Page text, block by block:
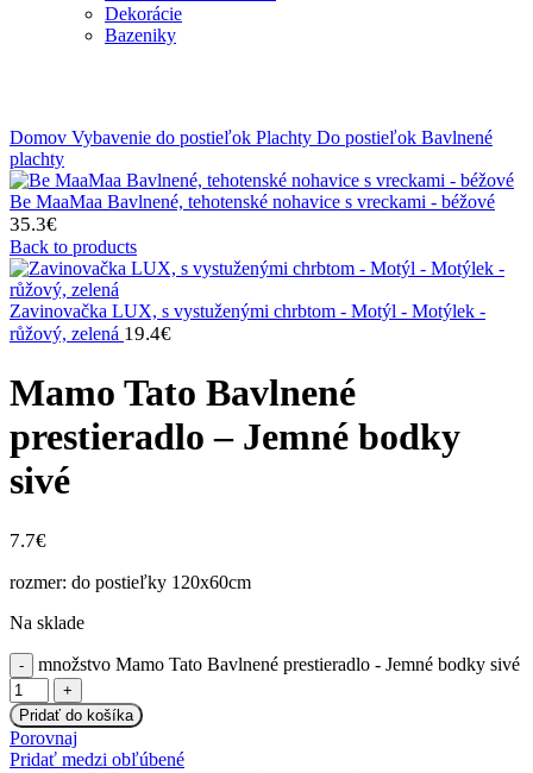
Dekorácie
Bazeniky
Domov Vybavenie do postieľok Plachty Do postieľok Bavlnené
plachty
Be MaaMaa Bavlnené, tehotenské nohavice s vreckami - béžové
35.3€
Back to products
Zavinovačka LUX, s vystuženými chrbtom - Motýl - Motýlek -
růžový, zelená 19.4€
Mamo Tato Bavlnené
prestieradlo – Jemné bodky
sivé
7.7€
rozmer: do postieľky 120x60cm
Na sklade
množstvo Mamo Tato Bavlnené prestieradlo - Jemné bodky sivé
Pridať do košíka
Porovnaj
Pridať medzi obľúbené